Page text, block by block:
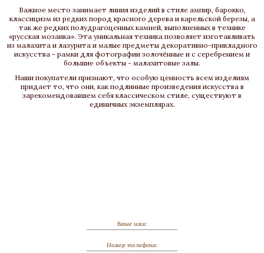
Важное место занимает линия изделий в стиле ампир, барокко,
классицизм из редких пород красного дерева и карельской березы, а
так же редких полудрагоценных камней, выполненных в технике
«русская мозаика». Эта уникальная техника позволяет изготавливать
из малахита и лазурита и малые предметы декоративно-прикладного
искусства - рамки для фотографии золочённые и с серебрением и
большие объекты - малахитовые залы.
Наши покупатели признают, что особую ценность всем изделиям
придает то, что они, как подлинные произведения искусства в
зарекомендовавшем себя классическом стиле, существуют в
единичных экземплярах.